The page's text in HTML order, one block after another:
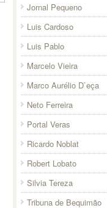
Jornal Pequeno
Luis Cardoso
Luis Pablo
Marcelo Vieira
Marco Aurélio D`eça
Neto Ferreira
Portal Veras
Ricardo Noblat
Robert Lobato
Silvia Tereza
Tribuna de Bequimão